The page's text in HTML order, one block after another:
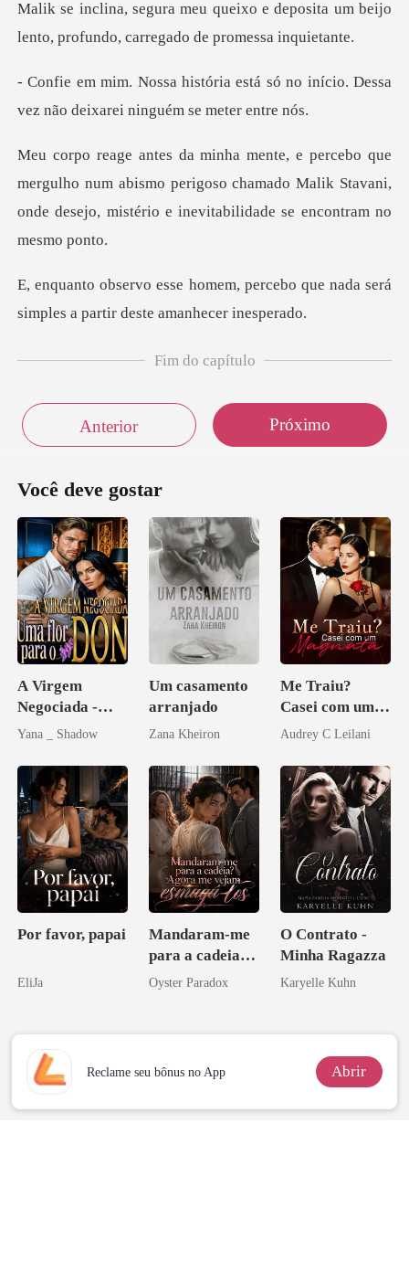
e deposita um beijo
lento, profund
stá só no início. Dessa
vez não d
lho num abismo perigoso chamado Malik Stavani,
onde desej
percebo que nada será
simples a
Fim do capítulo
Anterior Próximo
Você deve gostar
A Virgem
Negociada -
Uma flor para o
Yana _ Shadow
Um casamento
arranjado
Zana Kheiron
Me Traiu?
Casei com um
Magnata
Audrey C Leilani
Por favor, papai
EliJa
Mandaram-me
para a cadeia?
Agora me
Oyster Paradox
O Contrato -
Minha Ragazza
Karyelle Kuhn
Reclame seu bônus no App Abrir